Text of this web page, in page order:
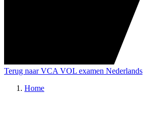
Terug naar VCA VOL examen Nederlands
Home